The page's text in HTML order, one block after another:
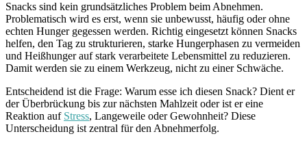
Snacks sind kein grundsätzliches Problem beim Abnehmen.
Problematisch wird es erst, wenn sie unbewusst, häufig oder ohne
echten Hunger gegessen werden. Richtig eingesetzt können Snacks
helfen, den Tag zu strukturieren, starke Hungerphasen zu vermeiden
und Heißhunger auf stark verarbeitete Lebensmittel zu reduzieren.
Damit werden sie zu einem Werkzeug, nicht zu einer Schwäche.
Entscheidend ist die Frage: Warum esse ich diesen Snack? Dient er
der Überbrückung bis zur nächsten Mahlzeit oder ist er eine
Reaktion auf Stress, Langeweile oder Gewohnheit? Diese
Unterscheidung ist zentral für den Abnehmerfolg.